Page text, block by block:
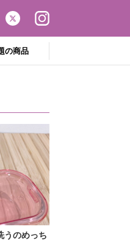
の商品
うのめっち